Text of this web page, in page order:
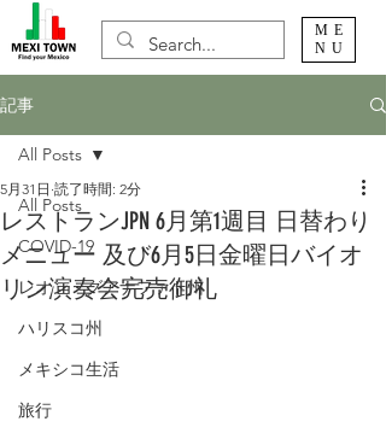
ME
NU
記事
All Posts
COVID-19
レオン・グアナファト州
ハリスコ州
メキシコ生活
旅行
All Posts
レストランJPN 6月第1週目 日替わり
メニュー 及び6月5日金曜日バイオ
リン演奏会完売御礼
5月31日 読了時間: 2分